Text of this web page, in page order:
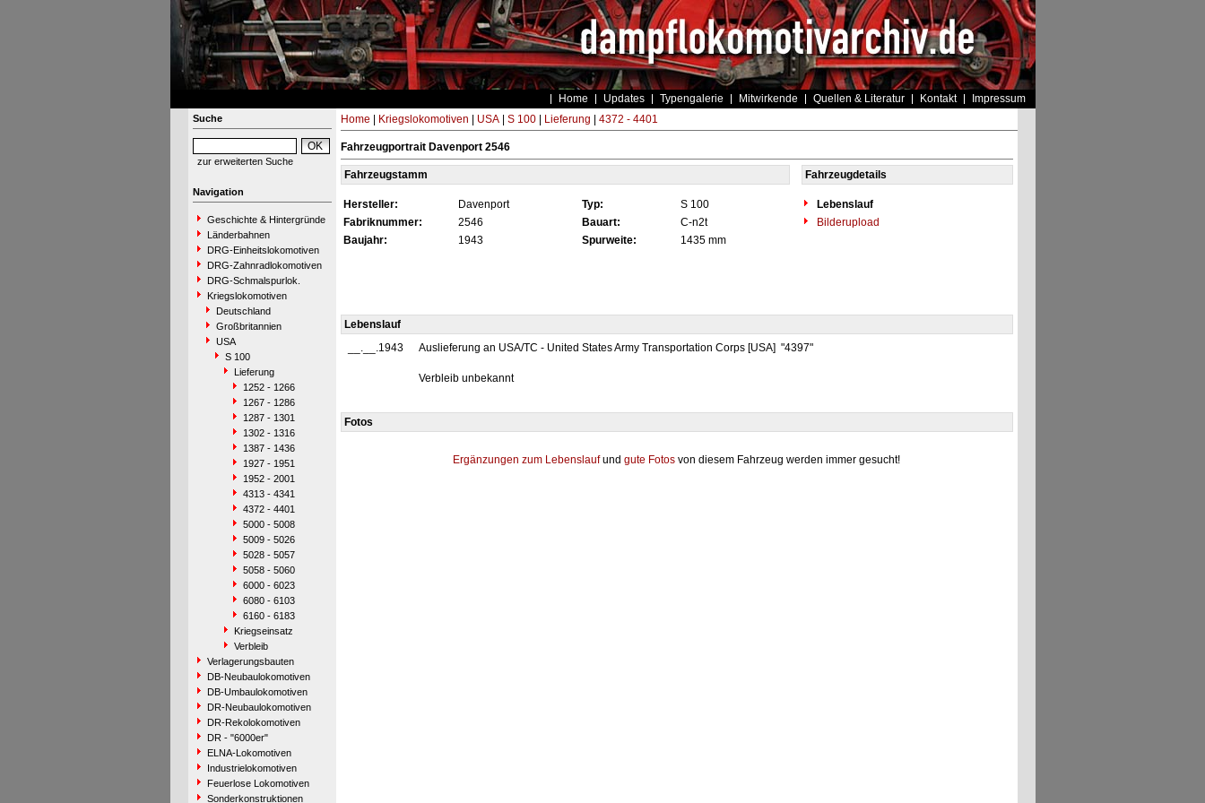
Home Updates Typengalerie Mitwirkende Quellen & Literatur Kontakt Impressum
Suche
zur erweiterten Suche
Navigation
Geschichte & Hintergründe
Länderbahnen
DRG-Einheitslokomotiven
DRG-Zahnradlokomotiven
DRG-Schmalspurlok.
Kriegslokomotiven
Deutschland
Großbritannien
USA
S 100
Lieferung
1252 - 1266
1267 - 1286
1287 - 1301
1302 - 1316
1387 - 1436
1927 - 1951
1952 - 2001
4313 - 4341
4372 - 4401
5000 - 5008
5009 - 5026
5028 - 5057
5058 - 5060
6000 - 6023
6080 - 6103
6160 - 6183
Kriegseinsatz
Verbleib
Verlagerungsbauten
DB-Neubaulokomotiven
DB-Umbaulokomotiven
DR-Neubaulokomotiven
DR-Rekolokomotiven
DR - "6000er"
ELNA-Lokomotiven
Industrielokomotiven
Feuerlose Lokomotiven
Sonderkonstruktionen
Home Kriegslokomotiven USA| S 100| Lieferung 4372 - 4401
Fahrzeugportrait Davenport 2546
Fahrzeugstamm Fahrzeugdetails
Hersteller: Davenport Typ: S 100
Lebenslauf
Fabriknummer:
2546 Bauart: C-n2t
Bilderupload
Baujahr:
1943 Spurweite: 1435 mm
Lebenslauf
__.__.1943
Auslieferung an USA/TC - United States Army Transportation Corps [USA] "4397"
Verbleib unbekannt
Fotos
Ergänzungen zum Lebenslaufund gute Fotos von diesem Fahrzeug werden immer gesucht!